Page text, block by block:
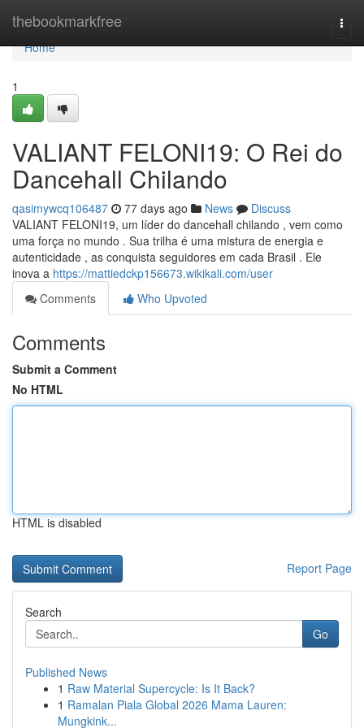
thebookmarkfree
Home
Home
1
VALIANT FELONI19: O Rei do
Dancehall Chilando
qasimywcq106487 77 days ago News
Discuss
VALIANT FELONI19, um líder do dancehall chilando , vem como
uma força no mundo . Sua trilha é uma mistura de energia e
autenticidade , as conquista seguidores em cada Brasil . Ele
inova a https://mattiedckp156673.wikikali.com/user
Comments
Who Upvoted
Comments
Submit a Comment
No HTML
HTML is disabled
Report Page
Search
Go
Published News
1 Raw Material Supercycle: Is It Back?
1 Ramalan Piala Global 2026 Mama Lauren:
Mungkink...